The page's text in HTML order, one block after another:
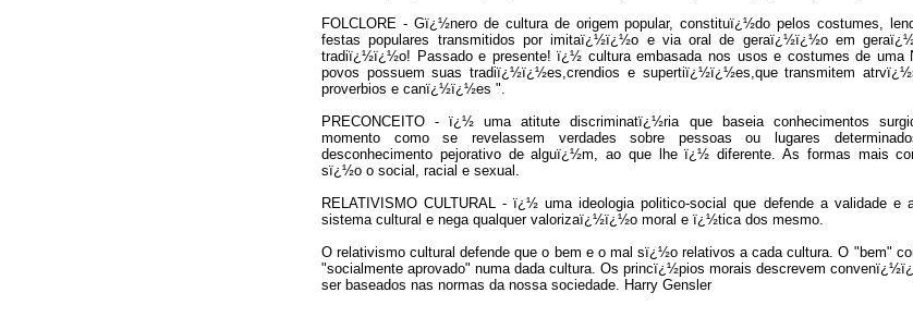
FOLCLORE - Gï¿½nero de cultura de origem popular, constituï¿½do pelos costumes,
festas populares transmitidos por imitaï¿½ï¿½o e via oral de geraï¿½ï¿½o em
tradiï¿½ï¿½o! Passado e presente! ï¿½ cultura embasada nos usos e costumes de uma
povos possuem suas tradiï¿½ï¿½es,crendios e supertiï¿½ï¿½es,que transmitem
proverbios e canï¿½ï¿½es ".
PRECONCEITO - ï¿½ uma atitute discriminatï¿½ria que baseia conhecimentos
momento como se revelassem verdades sobre pessoas ou lugares
desconhecimento pejorativo de alguï¿½m, ao que lhe ï¿½ diferente. As formas mais
sï¿½o o social, racial e sexual.
RELATIVISMO CULTURAL - ï¿½ uma ideologia politico-social que defende a validade e
sistema cultural e nega qualquer valorizaï¿½ï¿½o moral e ï¿½tica dos mesmo.
O relativismo cultural defende que o bem e o mal sï¿½o relativos a cada cultura. O "bem"
"socialmente aprovado" numa dada cultura. Os princï¿½pios morais descrevem
ser baseados nas normas da nossa sociedade. Harry Gensler